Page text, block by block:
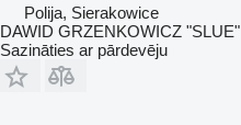
Polija, Sierakowice
DAWID GRZENKOWICZ "SLUE"
Sazināties ar pārdevēju